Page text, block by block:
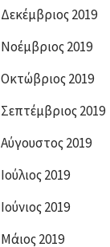
Δεκέμβριος 2019
Νοέμβριος 2019
Οκτώβριος 2019
Σεπτέμβριος 2019
Αύγουστος 2019
Ιούλιος 2019
Ιούνιος 2019
Μάιος 2019